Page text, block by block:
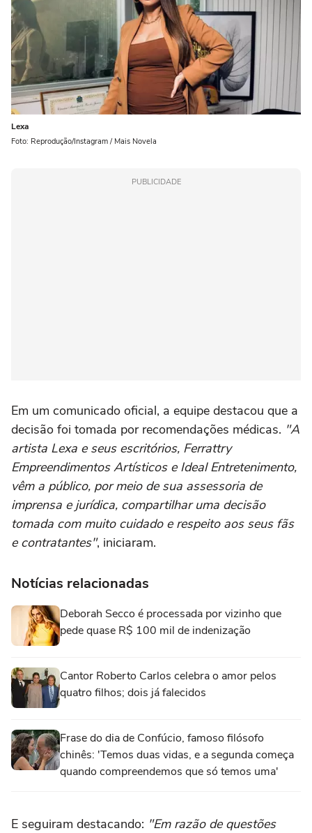
Lexa
Foto: Reprodução/Instagram / Mais Novela
PUBLICIDADE
Em um comunicado oficial, a equipe destacou que a
decisão foi tomada por recomendações médicas. "A
artista Lexa e seus escritórios, Ferrattry
Empreendimentos Artísticos e Ideal Entretenimento,
vêm a público, por meio de sua assessoria de
imprensa e jurídica, compartilhar uma decisão
tomada com muito cuidado e respeito aos seus fãs
e contratantes", iniciaram.
Notícias relacionadas
Deborah Secco é processada por vizinho que
pede quase R$ 100 mil de indenização
Cantor Roberto Carlos celebra o amor pelos
quatro filhos; dois já falecidos
Frase do dia de Confúcio, famoso filósofo
chinês: 'Temos duas vidas, e a segunda começa
quando compreendemos que só temos uma'
E seguiram destacando: "Em razão de questões